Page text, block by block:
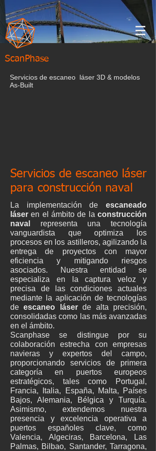
ScanPhase
Servicios de escaneo láser 3D & modelos
As-Built
Servicios de escaneo láser
para construcción naval
La implementación de escaneado
láser en el ámbito de la construcción
naval
representa una tecnología
vanguardista que optimiza los
procesos en los astilleros, agilizando la
entrega de proyectos con mayor
eficiencia y mitigando riesgos
asociados. Nuestra entidad se
especializa en la captura veloz y
precisa de las condiciones actuales
mediante la aplicación de tecnologías
deescaneo láserde alta precisión,
consolidadas como las más avanzadas
en el ámbito.
Scanphase se distingue por su
colaboración estrecha con empresas
navieras y expertos del campo,
proporcionando servicios de primera
categoría en puertos europeos
estratégicos, tales como Portugal,
Francia, Italia, España, Malta, Países
Bajos, Alemania, Bélgica y Turquía.
Asimismo, extendemos nuestra
presencia y excelencia operativa a
puertos españoles clave, como
Valencia, Algeciras, Barcelona, Las
Palmas, Bilbao, Santander, Tarragona,